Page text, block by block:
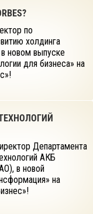
по
холдинга
новом выпуске
для бизнеса» на
Департамента
АКБ
в новой
на